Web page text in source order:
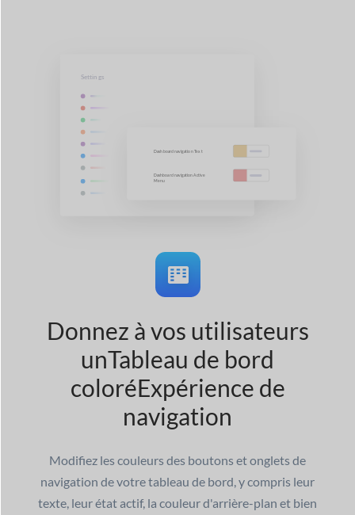
Donnez à vos utilisateurs
unTableau de bord
coloréExpérience de
navigation
Modifiez les couleurs des boutons et onglets de
navigation de votre tableau de bord, y compris leur
texte, leur état actif, la couleur d'arrière-plan et bien